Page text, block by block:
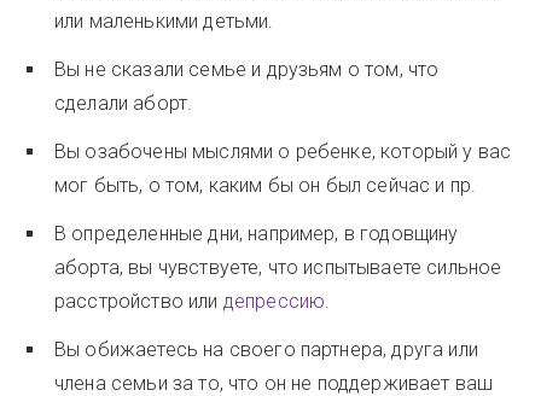
или маленькими детьми.
Вы не сказали семье и друзьям о том, что
сделали аборт.
Вы озабочены мыслями о ребенке, который у вас
мог быть, о том, каким бы он был сейчас и пр.
В определенные дни, например, в годовщину
аборта, вы чувствуете, что испытываете сильное
расстройство или депрессию.
Вы обижаетесь на своего партнера, друга или
члена семьи за то, что он не поддерживает ваш